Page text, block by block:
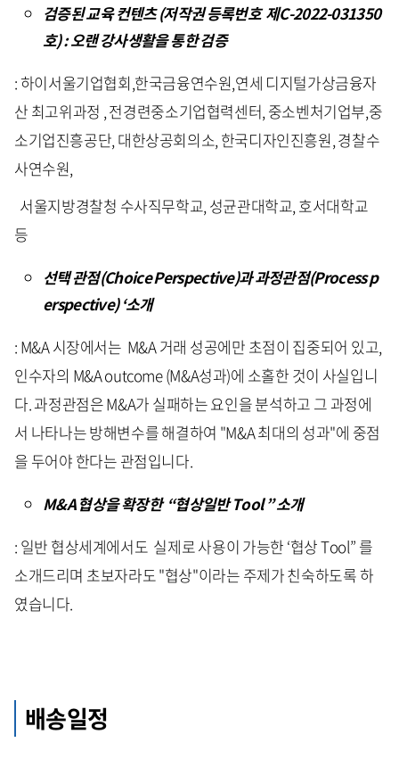
검증된 교육 컨텐츠 (저작권 등록번호 제C-2022-031350
호) : 오랜 강사생활을 통한 검증
: 하이서울기업협회,한국금융연수원,연세 디지털가상금융자
산 최고위과정 , 전경련중소기업협력센터, 중소벤처기업부,중
소기업진흥공단, 대한상공회의소, 한국디자인진흥원, 경찰수
사연수원,
서울지방경찰청 수사직무학교, 성균관대학교, 호서대학교
등
선택 관점(Choice Perspective)과 과정관점(Process p
erspective) ‘소개
: M&A 시장에서는 M&A 거래 성공에만 초점이 집중되어 있고,
인수자의 M&A outcome (M&A성과)에 소홀한 것이 사실입니
다. 과정관점은 M&A가 실패하는 요인을 분석하고 그 과정에
서 나타나는 방해변수를 해결하여 "M&A 최대의 성과"에 중점
을 두어야 한다는 관점입니다.
M&A 협상을 확장한 “협상일반 Tool ” 소개
: 일반 협상세계에서도 실제로 사용이 가능한 ‘협상 Tool” 를
소개드리며 초보자라도 "협상"이라는 주제가 친숙하도록 하
였습니다.
배송일정